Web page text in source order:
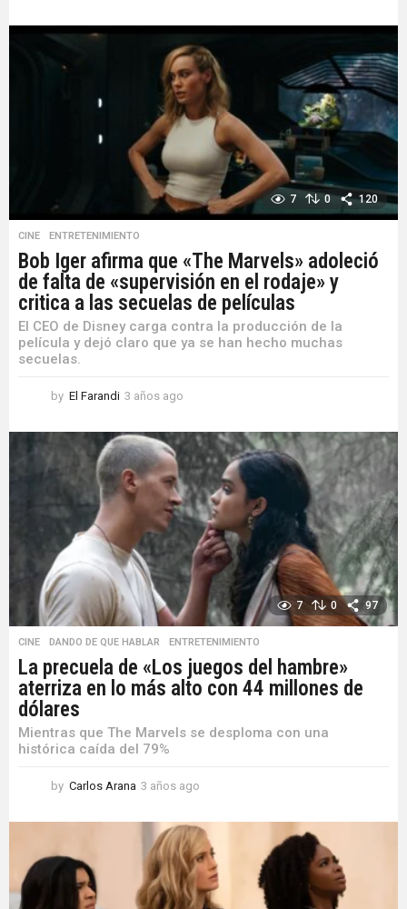
ñ
s
a
g
7 0 120
CINE ,ENTRETENIMIENTO
Bob Iger afirma que «The Marvels» adoleció
de falta de «supervisión en el rodaje» y
critica a las secuelas de películas
El CEO de Disney carga contra la producción de la
película y dejó claro que ya se han hecho muchas
secuelas.
by El Farandi 3 años ago
ñ
s
a
g
o
7 0 97
CINE ,DANDO DE QUE HABLAR ,ENTRETENIMIENTO
La precuela de «Los juegos del hambre»
aterriza en lo más alto con 44 millones de
dólares
Mientras que The Marvels se desploma con una
histórica caída del 79%
by Carlos Arana 3 años ago
ñ
o
s
a
g